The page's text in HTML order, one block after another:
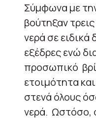
Σύμφωνα με
βούτηξαν
νερά σε
εξέδρες ενώ
προσωπικό
ετοιμότητα
στενά όλους
νερά. Ωστόσο,